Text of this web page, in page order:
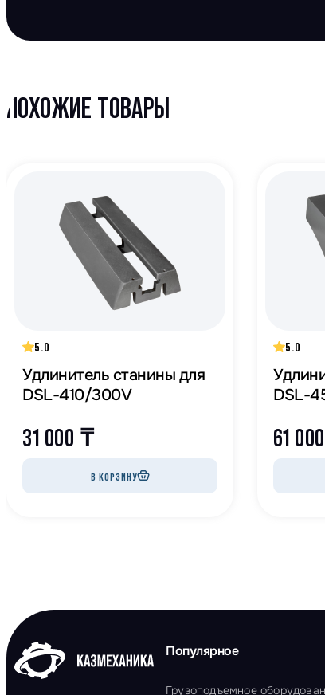
ПОХОЖИЕ ТОВАРЫ
5.0
Удлинитель станины для
DSL-410/300V
31 000 ₸
В КОРЗИНУ
5.0
DSL-
61 000
Популярное
Грузоподъемное